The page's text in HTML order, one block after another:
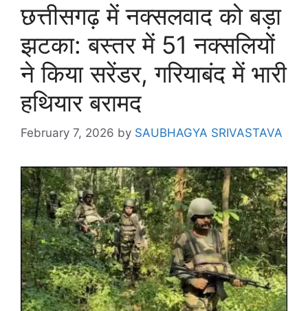
छत्तीसगढ़ में नक्सलवाद को बड़ा
झटका: बस्तर में 51 नक्सलियों
ने किया सरेंडर, गरियाबंद में भारी
हथियार बरामद
February 7, 2026 by SAUBHAGYA SRIVASTAVA